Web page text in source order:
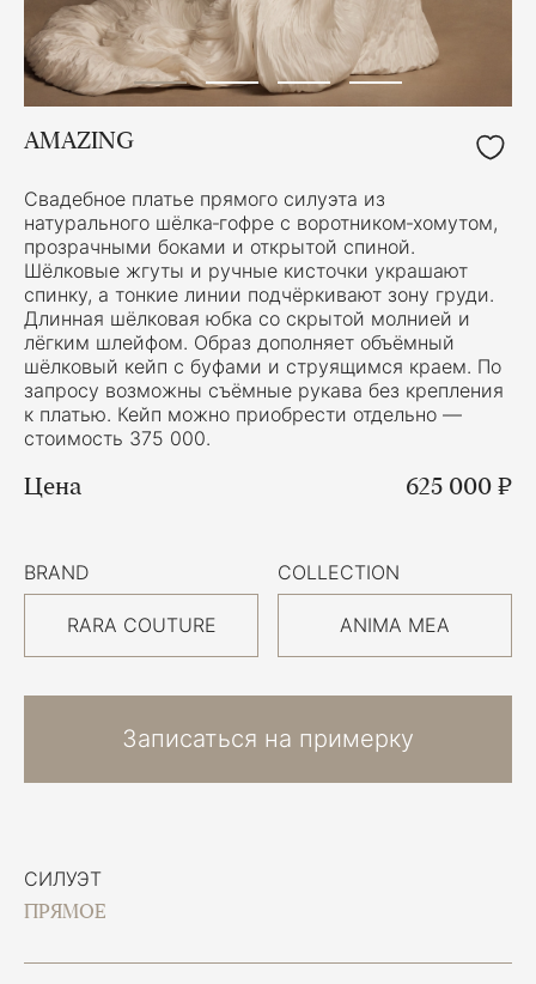
СИЛУЭТ
ПРЯМОЕ
AMAZING
Свадебное платье прямого силуэта из
натурального шёлка‑гофре с воротником‑хомутом,
прозрачными боками и открытой спиной.
Шёлковые жгуты и ручные кисточки украшают
спинку, а тонкие линии подчёркивают зону груди.
Длинная шёлковая юбка со скрытой молнией и
лёгким шлейфом. Образ дополняет объёмный
шёлковый кейп с буфами и струящимся краем. По
запросу возможны съёмные рукава без крепления
к платью. Кейп можно приобрести отдельно —
стоимость 375 000.
Цена 625 000 ₽
BRAND
RARA COUTURE
COLLECTION
ANIMA MEA
Записаться на примерку